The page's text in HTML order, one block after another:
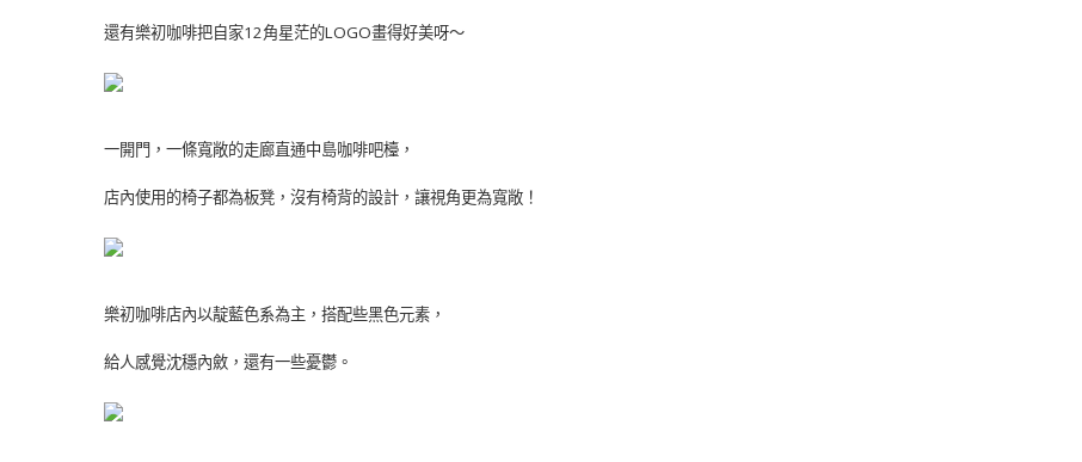
還有樂初咖啡把自家12角星茫的LOGO畫得好美呀～
一開門，一條寬敞的走廊直通中島咖啡吧檯，
店內使用的椅子都為板凳，沒有椅背的設計，讓視角更為寬敞！
樂初咖啡店內以靛藍色系為主，搭配些黑色元素，
給人感覺沈穩內斂，還有一些憂鬱。